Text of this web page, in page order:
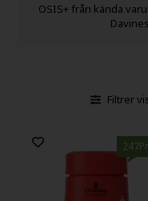
OSIS+ från kända
Filtrer